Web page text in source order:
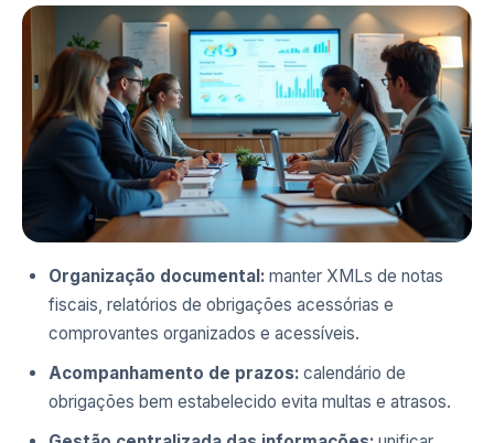
Organização documental: manter XMLs de notas
fiscais, relatórios de obrigações acessórias e
comprovantes organizados e acessíveis.
Acompanhamento de prazos: calendário de
obrigações bem estabelecido evita multas e atrasos.